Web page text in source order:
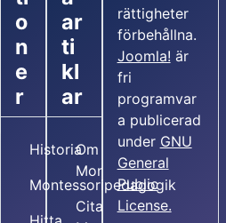
o
n
e
r
Historia
Montessoripedagogik
ar
ti
kl
ar
Om Maria
Montessori
Citat av
rättigheter
förbehållna.
Joomla! är
fri
programvar
a publicerad
under GNU
General
Public
License.